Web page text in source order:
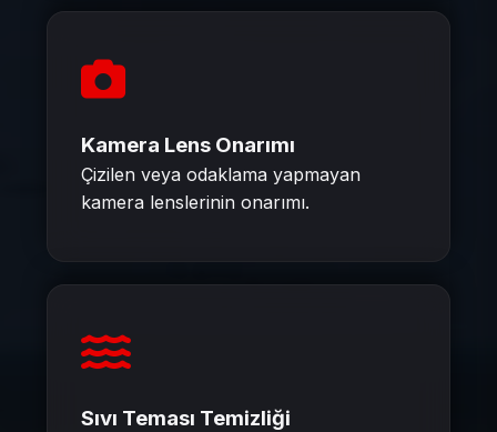
Kamera Lens Onarımı
Çizilen veya odaklama yapmayan
kamera lenslerinin onarımı.
Sıvı Teması Temizliği